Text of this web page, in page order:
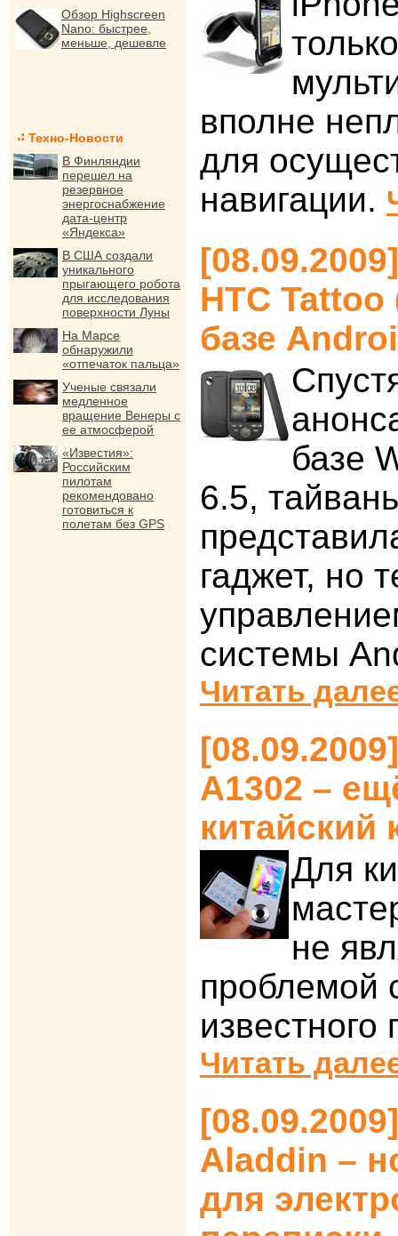
Обзор Highscreen
Nano: быстрее,
меньше, дешевле
Техно-Новости
В Финляндии
перешел на
резервное
энергоснабжение
дата-центр
«Яндекса»
В США создали
уникального
прыгающего робота
для исследования
поверхности Луны
На Марсе
обнаружили
«отпечаток пальца»
Ученые связали
медленное
вращение Венеры с
ее атмосферой
«Известия»:
Российским
пилотам
рекомендовано
готовиться к
полетам без GPS
вполне
для
навигации.
HTC
базе
базе
6.5,
гаджет, но
системы
Читать
A1302 –
китайский
Для
не
проблемой
известного
Читать
Aladdin –
для